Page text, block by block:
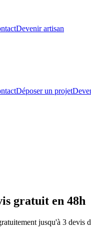
Devenir artisan
Déposer un projet
gratuit en 48h
jusqu'à 3